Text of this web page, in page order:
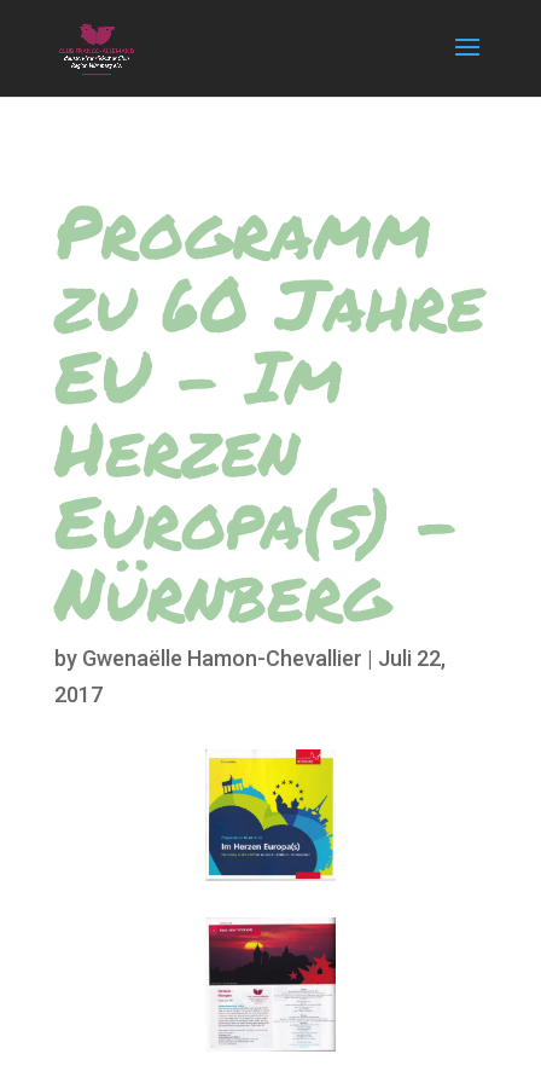
Programm
zu 60 Jahre
EU – Im
Herzen
Europa(s) –
Nürnberg
by Gwenaëlle Hamon-Chevallier | Juli 22,
2017